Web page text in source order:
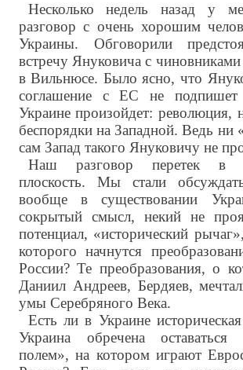
Несколько недель назад у
разговор с очень хорошим
Украины. Обговорили
встречу Януковича с
в Вильнюсе. Было ясно, что
соглашение с ЕС не
Украине произойдет: революция,
беспорядки на Западной. Ведь ни
сам Запад такого Януковичу не
Наш разговор перетек в
плоскость. Мы стали
вообще в существовании
сокрытый смысл, некий не
потенциал, «исторический
которого начнутся
России? Те преобразования, о
Даниил Андреев, Бердяев,
умы Серебряного Века.
Есть ли в Украине
Украина обречена оставаться
полем», на котором играют